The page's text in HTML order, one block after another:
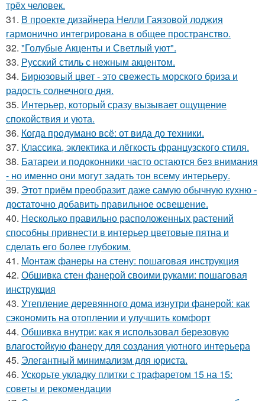
трёх человек.
31. В проекте дизайнера Нелли Гаязовой лоджия
гармонично интегрирована в общее пространство.
32. "Голубые Акценты и Светлый уют".
33. Русский стиль с нежным акцентом.
34. Бирюзовый цвет - это свежесть морского бриза и
радость солнечного дня.
35. Интерьер, который сразу вызывает ощущение
спокойствия и уюта.
36. Когда продумано всё: от вида до техники.
37. Классика, эклектика и лёгкость французского стиля.
38. Батареи и подоконники часто остаются без внимания
- но именно они могут задать тон всему интерьеру.
39. Этот приём преобразит даже самую обычную кухню -
достаточно добавить правильное освещение.
40. Несколько правильно расположенных растений
способны привнести в интерьер цветовые пятна и
сделать его более глубоким.
41. Монтаж фанеры на стену: пошаговая инструкция
42. Обшивка стен фанерой своими руками: пошаговая
инструкция
43. Утепление деревянного дома изнутри фанерой: как
сэкономить на отоплении и улучшить комфорт
44. Обшивка внутри: как я использовал березовую
влагостойкую фанеру для создания уютного интерьера
45. Элегантный минимализм для юриста.
46. Ускорьте укладку плитки с трафаретом 15 на 15:
советы и рекомендации